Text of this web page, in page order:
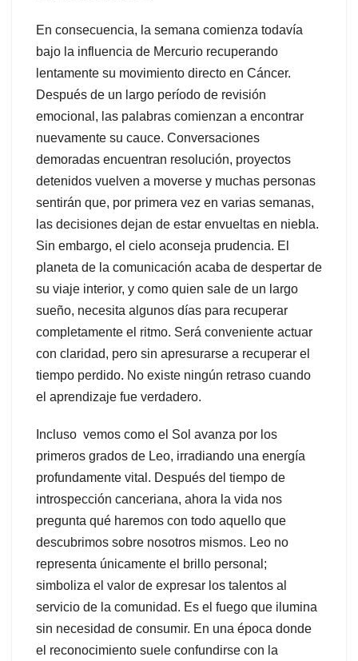
En consecuencia, la semana comienza todavía
bajo la influencia de Mercurio recuperando
lentamente su movimiento directo en Cáncer.
Después de un largo período de revisión
emocional, las palabras comienzan a encontrar
nuevamente su cauce. Conversaciones
demoradas encuentran resolución, proyectos
detenidos vuelven a moverse y muchas personas
sentirán que, por primera vez en varias semanas,
las decisiones dejan de estar envueltas en niebla.
Sin embargo, el cielo aconseja prudencia. El
planeta de la comunicación acaba de despertar de
su viaje interior, y como quien sale de un largo
sueño, necesita algunos días para recuperar
completamente el ritmo. Será conveniente actuar
con claridad, pero sin apresurarse a recuperar el
tiempo perdido. No existe ningún retraso cuando
el aprendizaje fue verdadero.
Incluso vemos como el Sol avanza por los
primeros grados de Leo, irradiando una energía
profundamente vital. Después del tiempo de
introspección canceriana, ahora la vida nos
pregunta qué haremos con todo aquello que
descubrimos sobre nosotros mismos. Leo no
representa únicamente el brillo personal;
simboliza el valor de expresar los talentos al
servicio de la comunidad. Es el fuego que ilumina
sin necesidad de consumir. En una época donde
el reconocimiento suele confundirse con la